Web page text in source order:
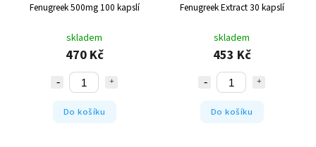
Fenugreek 500mg 100 kapslí
skladem
470 Kč
Do košíku
Fenugreek Extract 30 kapslí
skladem
453 Kč
Do košíku